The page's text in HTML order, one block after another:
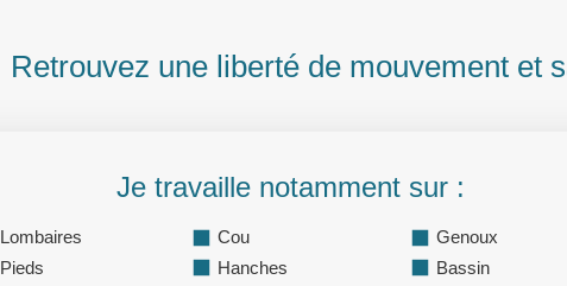
Retrouvez une liberté de mouvement et
Je travaille notamment sur :
Lombaires Cou
Genoux
Pieds
Hanches
Bassin